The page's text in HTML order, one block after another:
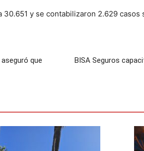
30.651 y se contabilizaron 2.629
que
BISA Seguros